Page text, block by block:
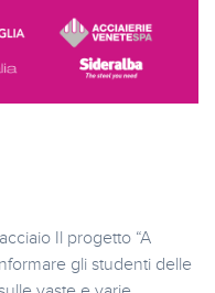
Il progetto “A
gli studenti delle